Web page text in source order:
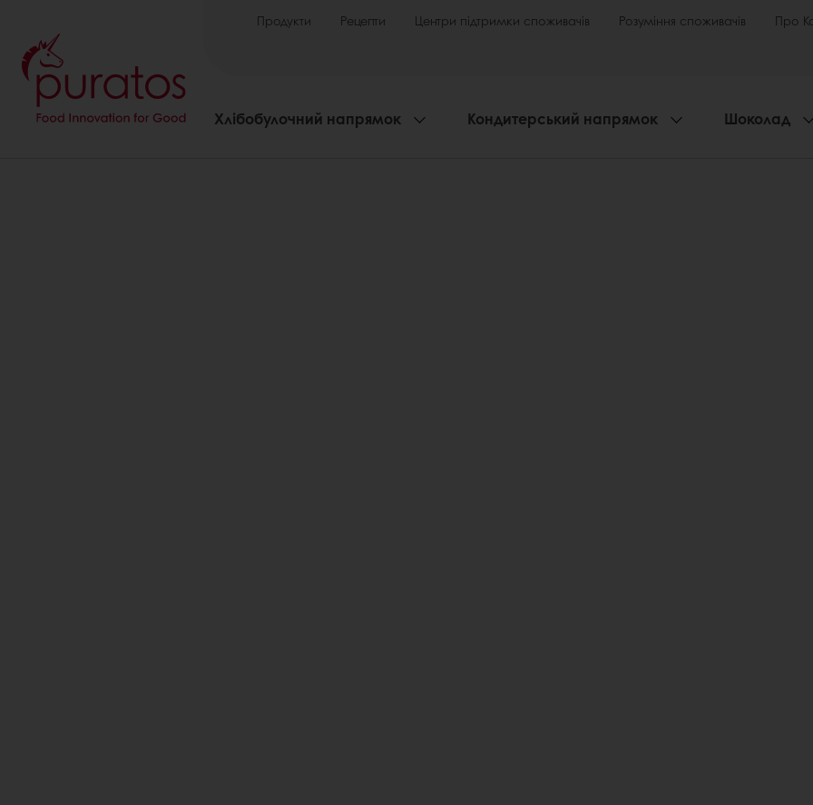
Продукти Рецепти Центри підтримки споживачів Розуміння споживачів Про
Хлібобулочний напрямок Кондитерський напрямок Шоколад